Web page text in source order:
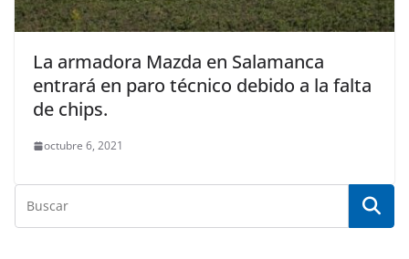
La armadora Mazda en Salamanca
entrará en paro técnico debido a la falta
de chips.
octubre 6, 2021